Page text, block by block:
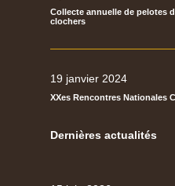
Collecte annuelle de pelotes
clochers
19 janvier 2024
XXes Rencontres Nationales
Dernières actualités